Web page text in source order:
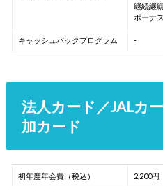
継続継
ボーナ
キャッシュバックプログラム -
法人カード／JALカ
加カード
初年度年会費（税込） 2,200円